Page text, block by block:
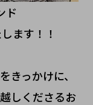
ド
ます！！
きっかけに、
しくださるお